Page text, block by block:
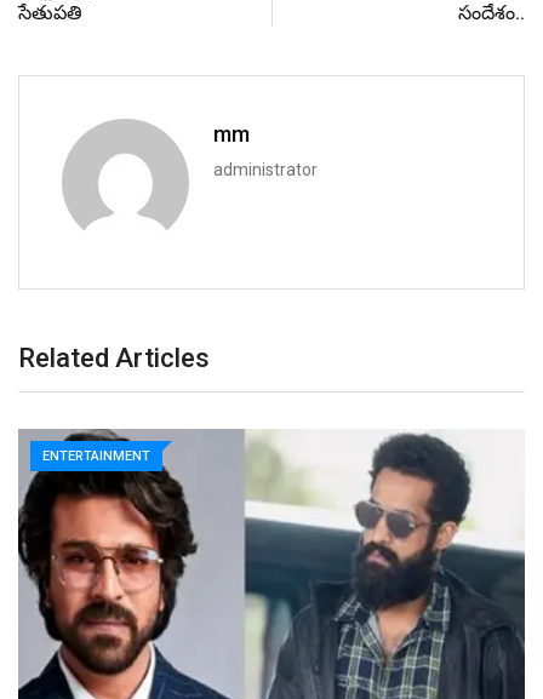
సేతుపతి
సందేశం..
mm
administrator
Related Articles
ENTERTAINMENT